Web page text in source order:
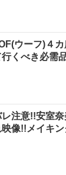
ウーフ)４
くべき必需
注意!!安室奈
像!!メイキン